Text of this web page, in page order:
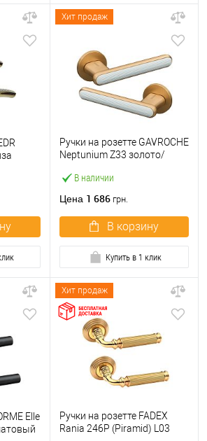
Хит продаж
В наличии
Ручки на розетте GAVROCHE
Neptunium Z33 золото/
Цена 1 686 грн.
В корзину
Купить в 1 клик
Elle
Хит продаж
Ручки на розетте FADEX
Rania 246P (Piramid) L03